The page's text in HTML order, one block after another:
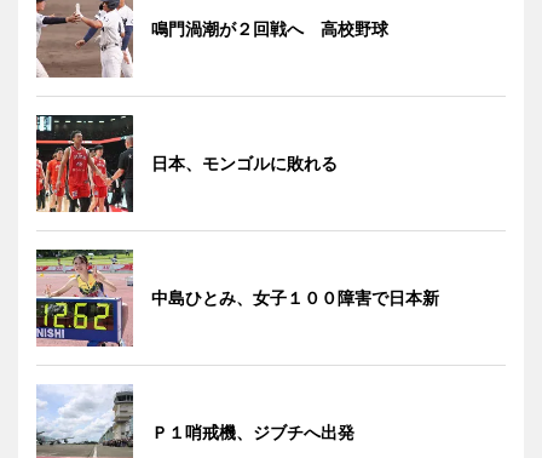
鳴門渦潮が２回戦へ 高校野球
日本、モンゴルに敗れる
中島ひとみ、女子１００障害で日本新
Ｐ１哨戒機、ジブチへ出発